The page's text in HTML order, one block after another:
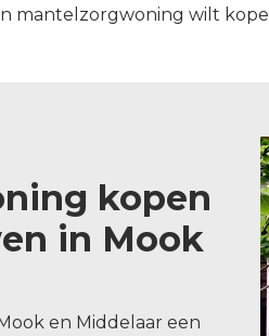
mantelzorgwoning wilt
kopen
in Mook
en Middelaar een